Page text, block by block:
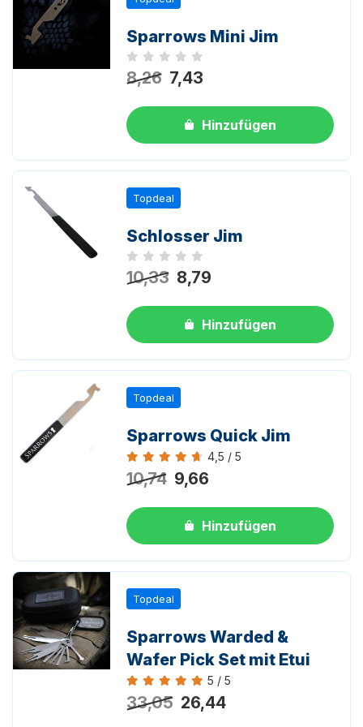
Sparrows Mini Jim
Noch keine Bewertungen
8,26 7,43
Hinzufügen
Topdeal
Schlosser Jim
Noch keine Bewertungen
10,33 8,79
Hinzufügen
Topdeal
Sparrows Quick Jim
Bewertung 4,5 von 5
4,5 / 5
10,74 9,66
Hinzufügen
Topdeal
Sparrows Warded &
Wafer Pick Set mit Etui
Bewertung 5 von 5
5 / 5
33,05 26,44